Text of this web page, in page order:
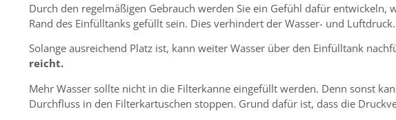
Durch den regelmäßigen Gebrauch werden Sie ein Gefühl dafür
Rand des Einfülltanks gefüllt sein. Dies verhindert der Wasser- und Luftdruck.
Solange ausreichend Platz ist, kann weiter Wasser über den Einfülltank
reicht.
Mehr Wasser sollte nicht in die Filterkanne eingefüllt werden. Denn sonst
Durchfluss in den Filterkartuschen stoppen. Grund dafür ist, dass die